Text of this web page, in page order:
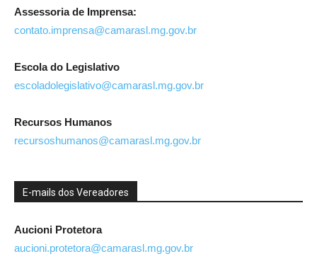
Assessoria de Imprensa:
contato.imprensa@camarasl.mg.gov.br
Escola do Legislativo
escoladolegislativo@camarasl.mg.gov.br
Recursos Humanos
recursoshumanos@camarasl.mg.gov.br
E-mails dos Vereadores
Aucioni Protetora
aucioni.protetora@camarasl.mg.gov.br